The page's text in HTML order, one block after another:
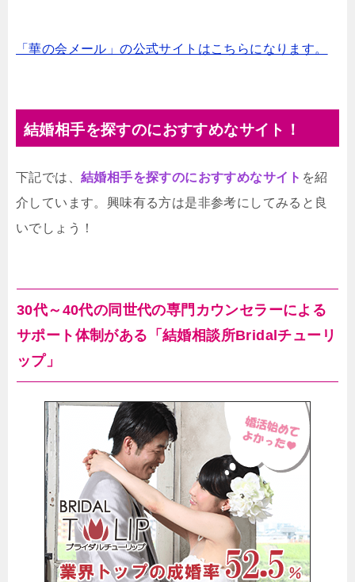
「華の会メール」の公式サイトはこちらになります。
結婚相手を探すのにおすすめなサイト！
下記では、 結婚相手を探すのにおすすめなサイト を紹
介しています。興味有る方は是非参考にしてみると良
いでしょう！
30代～40代の同世代の専門カウンセラーによる
サポート体制がある「結婚相談所Bridalチューリ
ップ」